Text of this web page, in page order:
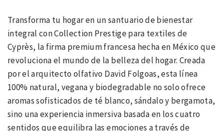
Transforma tu hogar en un santuario de bienestar
integral con Collection Prestige para textiles de
Cyprès, la firma premium francesa hecha en México que
revoluciona el mundo de la belleza del hogar. Creada
por el arquitecto olfativo David Folgoas, esta línea
100% natural, vegana y biodegradable no solo ofrece
aromas sofisticados de té blanco, sándalo y bergamota,
sino una experiencia inmersiva basada en los cuatro
sentidos que equilibra las emociones a través de